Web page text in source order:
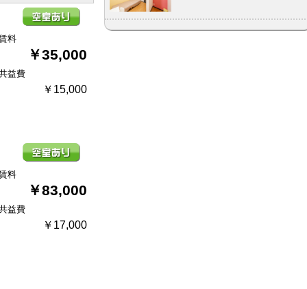
料
￥35,000
益費
￥15,000
料
￥83,000
益費
￥17,000